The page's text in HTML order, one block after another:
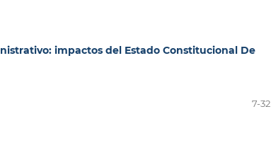
impactos del Estado Constitucional De
7-32